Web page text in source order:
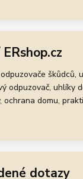
škůdců,
odpuzovač, uhlíky
ochrana domu,
dotazy